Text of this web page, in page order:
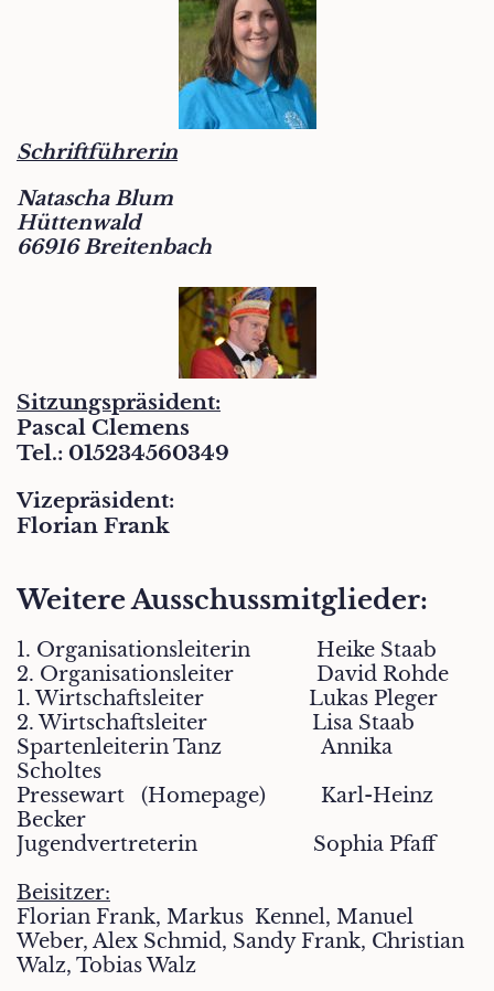
Schriftführerin
Natascha Blum
Hüttenwald
66916 Breitenbach
Sitzungspräsident:
Pascal Clemens
Tel.: 015234560349
Vizepräsident:
Florian Frank
Weitere Ausschussmitglieder:
1. Organisationsleiterin Heike Staab
2. Organisationsleiter
David Rohde
1. Wirtschaftsleiter
Lukas Pleger
2. Wirtschaftsleiter
Lisa Staab
Spartenleiterin Tanz
Annika
Scholtes
Pressewart (Homepage)
Karl-Heinz
Becker
Jugendvertreterin Sophia Pfaff
Beisitzer:
Florian Frank, Markus Kennel, Manuel
Weber, Alex Schmid, Sandy Frank, Christian
Walz, Tobias Walz